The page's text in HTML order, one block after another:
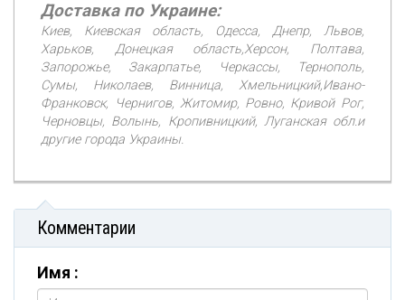
Доставка по Украине:
Киев, Киевская область, Одесса, Днепр, Львов,
Харьков, Донецкая область,Херсон, Полтава,
Запорожье, Закарпатье, Черкассы, Тернополь,
Сумы, Николаев, Винница, Хмельницкий,Ивано-
Франковск, Чернигов, Житомир, Ровно, Кривой Рог,
Черновцы, Волынь, Кропивницкий, Луганская обл.и
другие города Украины.
Комментарии
Имя :